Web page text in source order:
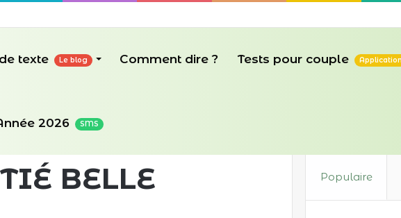
texte Le blog Comment dire ? Tests pour couple
2026 SMS
BELLE RENCONTRE
BELLE
Populaire